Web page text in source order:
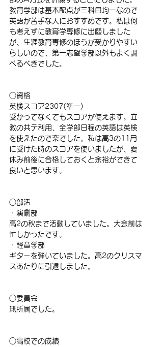
教育学部は基本配点が三科目均一なので
英語が苦手な人におすすめです。私は何
も考えずに教育学専修に出願しました
が、生涯教育専修のほうが受かりやすい
らしいので、第一志望学部以外もよく調
べるべきでした。
○資格
英検スコア2307(準一)
受かってなくてもスコアが使えます。立
教の共テ利用、全学部日程の英語は英検
を使えたので楽でした。私は高3の11月
に受けた時のスコアを使いましたが、夏
休み前後に合格しておくと余裕ができて
良いと思います。
○部活
・演劇部
高2の秋まで活動していました。大会前は
忙しかったです。
・軽音学部
ギターを弾いていました。高2のクリスマ
スあたりに引退しました。
○委員会
無所属でした。
○高校での成績